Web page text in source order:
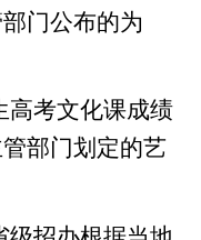
门公布的为
高考文化课成绩
部门划定的艺